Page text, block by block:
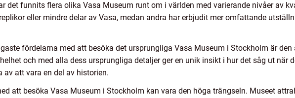
det funnits flera olika Vasa Museum runt om i världen med varierande nivåer av
eller mindre delar av Vasa, medan andra har erbjudit mer omfattande
fördelarna med att besöka det ursprungliga Vasa Museum i Stockholm är
och med alla dess ursprungliga detaljer ger en unik insikt i hur det såg ut när
av att vara en del av historien.
att besöka Vasa Museum i Stockholm kan vara den höga trängseln. Museet